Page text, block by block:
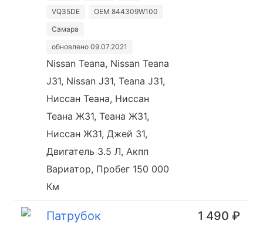
VQ35DE
OEM 844309W100
Самара
обновлено 09.07.2021
Nissan Teana, Nissan Teana
J31, Nissan J31, Teana J31,
Ниссан Теана, Ниссан
Теана Ж31, Теана Ж31,
Ниссан Ж31, Джей 31,
Двигатель 3.5 Л, Акпп
Вариатор, Пробег 150 000
Км
Патрубок
1 490 ₽